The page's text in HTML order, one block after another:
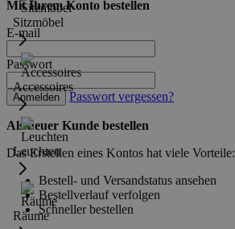
Sitzmöbel
Accessoires
Leuchten
Räume
Mit Ihrem Konto bestellen
E-mail
Passwort
Anmelden Passwort vergessen?
Als neuer Kunde bestellen
Das Erstellen eines Kontos hat viele Vorteile:
Bestell- und Versandstatus ansehen
Bestellverlauf verfolgen
Schneller bestellen